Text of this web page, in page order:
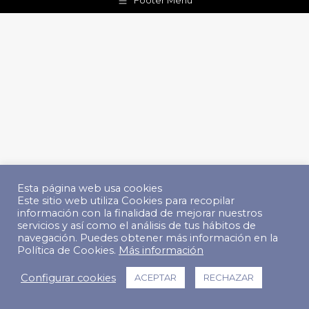
Esta página web usa cookies
Este sitio web utiliza Cookies para recopilar
información con la finalidad de mejorar nuestros
servicios y así como el análisis de tus hábitos de
navegación. Puedes obtener más información en la
Política de Cookies. Más información
Configurar cookies ACEPTAR RECHAZAR